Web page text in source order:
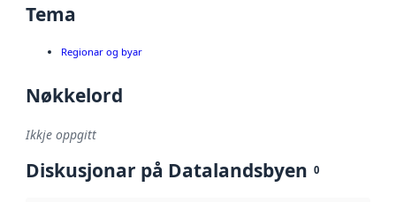
Tema
Regionar og byar
Nøkkelord
Ikkje oppgitt
Diskusjonar på Datalandsbyen 0